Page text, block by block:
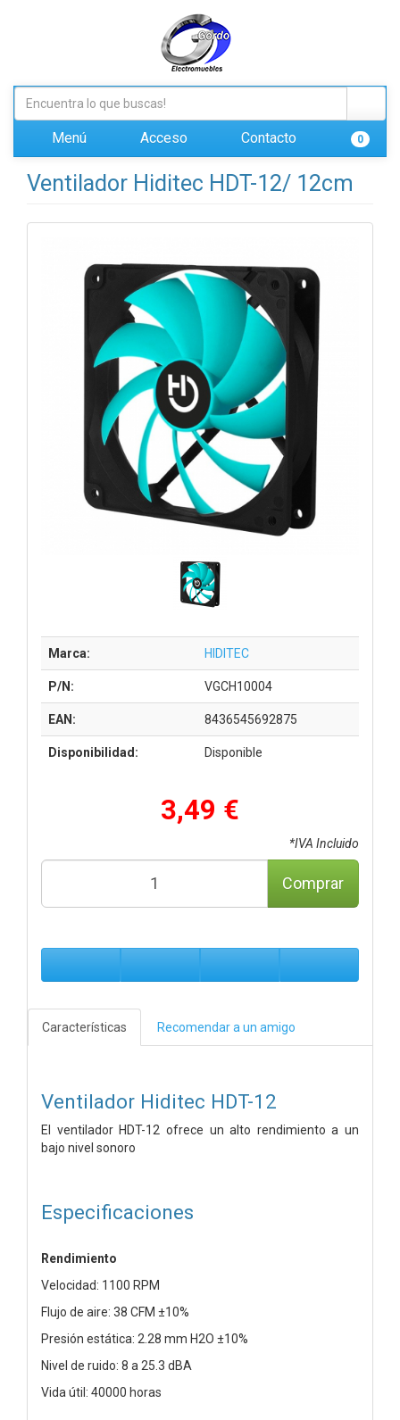
Menú Acceso Contacto 0
Ventilador Hiditec HDT-12/ 12cm
Marca: HIDITEC
P/N: VGCH10004
EAN: 8436545692875
Disponibilidad: Disponible
3,49 €
*IVA Incluido
Comprar
Características Recomendar a un amigo
Ventilador Hiditec HDT-12
El ventilador HDT-12 ofrece un alto rendimiento a un
bajo nivel sonoro
Especificaciones
Rendimiento
Velocidad: 1100 RPM
Flujo de aire: 38 CFM ±10%
Presión estática: 2.28 mm H2O ±10%
Nivel de ruido: 8 a 25.3 dBA
Vida útil: 40000 horas